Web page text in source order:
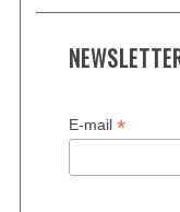
E-mail *